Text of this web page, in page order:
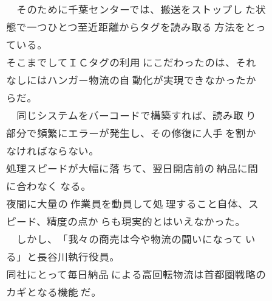
そのために千葉センターでは、搬送をストップし た状
態で一つひとつ至近距離からタグを読み取る 方法をとっ
ている。
そこまでしてＩＣタグの利用 にこだわったのは、それ
なしにはハンガー物流の自 動化が実現できなかったか
らだ。
同じシステムをバーコードで構築すれば、読み取 り
部分で頻繁にエラーが発生し、その修復に人手 を割か
なければならない。
処理スピードが大幅に落 ちて、翌日開店前の 納品に間
に合わなく なる。
夜間に大量の 作業員を動員して処 理すること自体、ス
ピード、精度の点か らも現実的とはいえなかった。
しかし、「我々の商売は今や物流の闘いになって い
る」と長谷川執行役員。
同社にとって毎日納品 による高回転物流は首都圏戦略の
カギとなる機能 だ。